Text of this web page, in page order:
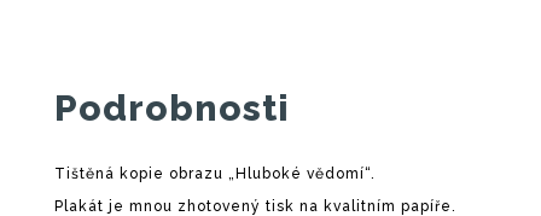
Podrobnosti
Tištěná kopie obrazu „Hluboké vědomí“.
Plakát je mnou zhotovený tisk na kvalitním papíře.